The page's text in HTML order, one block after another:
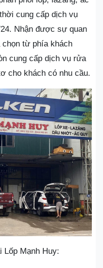
cung cấp dịch vụ
Nhận được sự quan
từ phía khách
cung cấp dịch vụ rửa
cho khách có nhu cầu.
Lốp Mạnh Huy: